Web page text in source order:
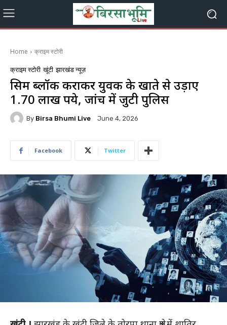
Home क्राइम स्टोरी
क्राइम स्टोरी खूंटी झारखंड न्यूज़
सिम ब्लॉक कराकर युवक के खाते से उड़ाए
1.70 लाख रुपये, जांच में जुटी पुलिस
By Birsa Bhumi Live June 4, 2026
Facebook Twitter